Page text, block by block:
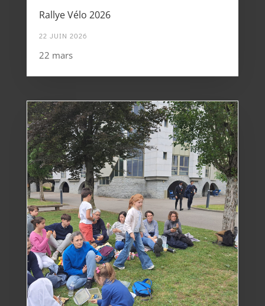
Rallye Vélo 2026
22 JUIN 2026
22 mars